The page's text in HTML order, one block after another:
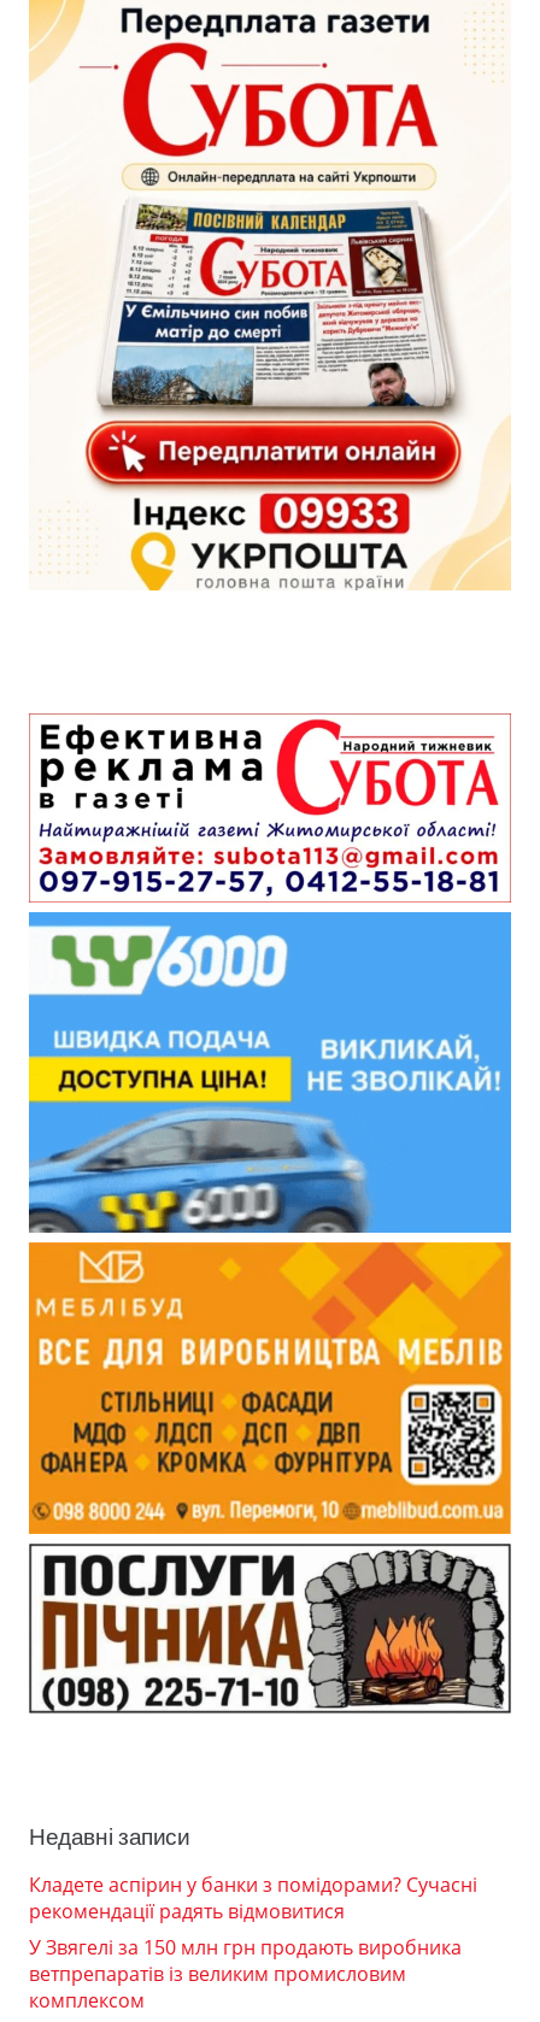
Недавні записи
Кладете аспірин у банки з помідорами? Сучасні
рекомендації радять відмовитися
У Звягелі за 150 млн грн продають виробника
ветпрепаратів із великим промисловим
комплексом